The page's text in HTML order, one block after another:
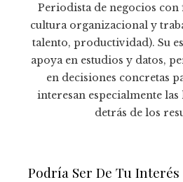
Periodista de negocios
cultura organizacional y
talento, productividad). Su
apoya en estudios y datos,
en decisiones concretas
interesan especialmente
detrás de los
Podría Ser De Tu Interés